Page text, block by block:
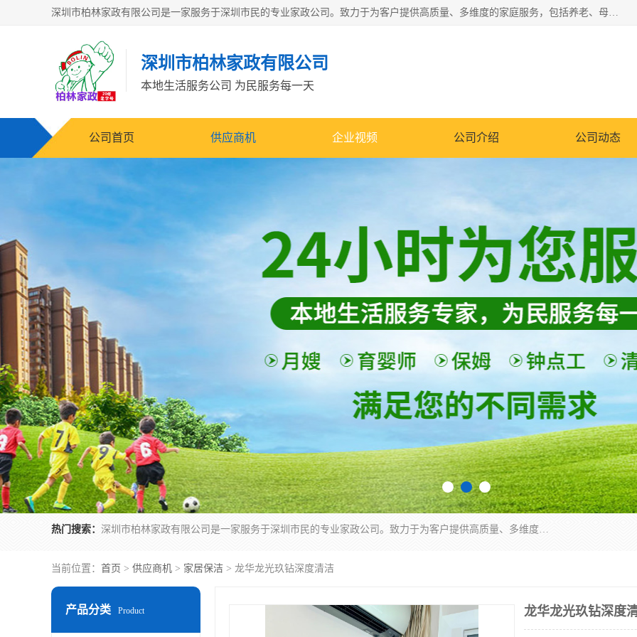
深圳市柏林家政有限公司是一家服务于深圳市民的专业家政公司。致力于为客户提供高质量、多维度的家庭服务，包括养老、母婴、月嫂育婴早教、康复理疗、家电清洗和保洁等方面的专业服务。
深圳市柏林家政有限公司
本地生活服务公司 为民服务每一天
公司首页 供应商机 企业视频 公司介绍 公司动态
热门搜索： 深圳市柏林家政有限公司是一家服务于深圳市民的专业家政公司。致力于为客户提供高质量、多维度的家庭服务，包括养老、母婴、月嫂育婴早教、康复理疗、家电清洗和保洁等方面的专业服务。
当前位置： 首页 > 供应商机 > 家居保洁 > 龙华龙光玖钻深度清洁
产品分类 Product 龙华龙光玖钻深度